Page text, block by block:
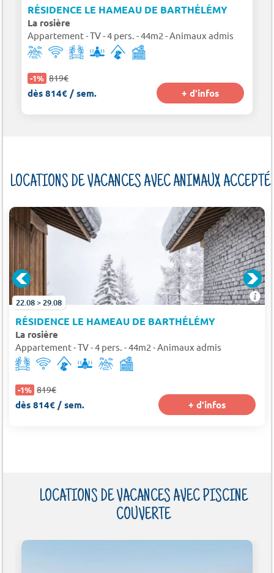
RÉSIDENCE LE HAMEAU DE BARTHÉLÉMY
La rosière
Appartement - TV - 4 pers. - 44m2 - Animaux admis
-1% 819€
dès 814€ / sem. + d'infos
LOCATIONS DE VACANCES AVEC ANIMAUX
22.08 > 29.08
RÉSIDENCE LE HAMEAU DE BARTHÉLÉMY
La rosière
Appartement - TV - 4 pers. - 44m2 - Animaux admis
-1% 819€
dès 814€ / sem. + d'infos
LOCATIONS DE VACANCES AVEC PISCINE
COUVERTE